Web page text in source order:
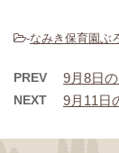
-なみき保育園ぶ
PREV 9月8日
NEXT 9月11日